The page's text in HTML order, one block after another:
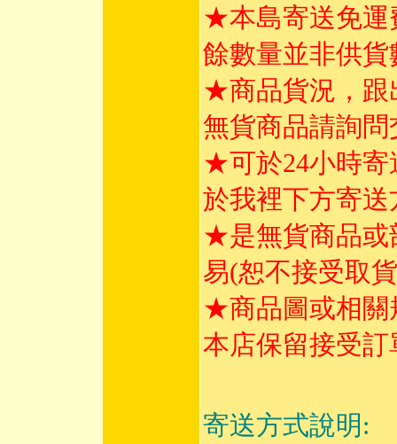
★本島寄送免運
餘數量並非供
★商品貨況，跟
無貨商品請詢
★可於24小時寄
於我裡下方寄
★是無貨商品或
易(恕不接受取
★商品圖或相關
本店保留接受
寄送方式說明: